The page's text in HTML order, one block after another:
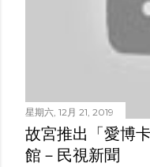
星期六, 12月 21, 2019
故宮推出「愛博
館－民視新聞